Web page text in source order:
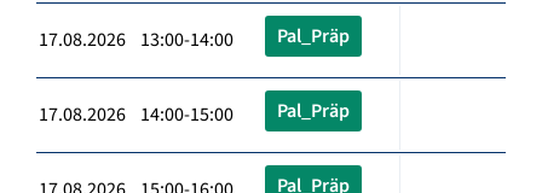
17.08.2026 13:00-14:00 Pal_Präp
17.08.2026 14:00-15:00 Pal_Präp
Pal_Präp